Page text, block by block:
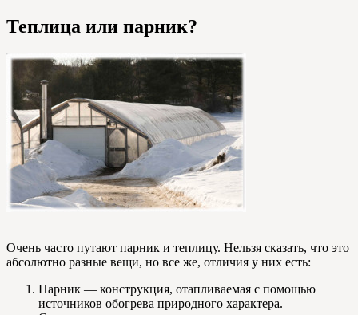
Теплица или парник?
Очень часто путают парник и теплицу. Нельзя сказать, что это
абсолютно разные вещи, но все же, отличия у них есть:
Парник — конструкция, отапливаемая с помощью
источников обогрева природного характера.